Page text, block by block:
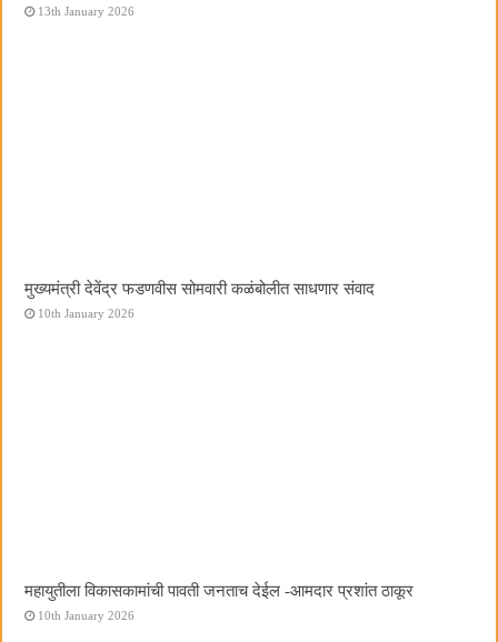
13th January 2026
मुख्यमंत्री देवेंद्र फडणवीस सोमवारी कळंबोलीत साधणार संवाद
10th January 2026
महायुतीला विकासकामांची पावती जनताच देईल -आमदार प्रशांत ठाकूर
10th January 2026